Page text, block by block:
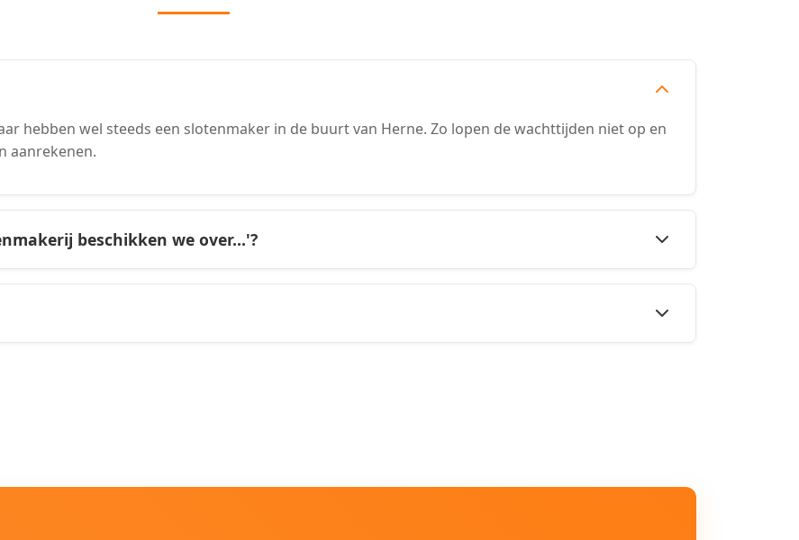
hebben wel steeds een slotenmaker in de buurt van Herne. Zo lopen de wachttijden niet op en
aanrekenen.
beschikken we over...'?